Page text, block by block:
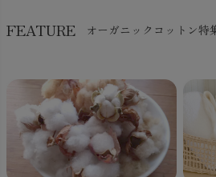
FEATURE オーガニックコットン特